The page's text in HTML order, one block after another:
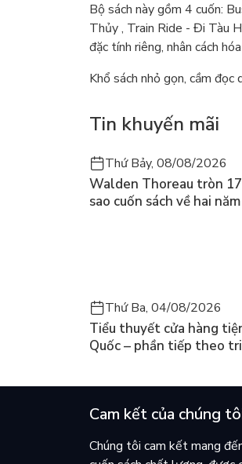
Bộ sách này gồm 4 cuốn:
Thủy , Train Ride - Đi Tàu
đặc tính riêng, nhân cách
Khổ sách nhỏ gọn, cầm đọc
Tin khuyến mãi
Thứ Bảy, 08/08/2026
Walden Thoreau tròn
sao cuốn sách về hai
Thứ Ba, 04/08/2026
Tiểu thuyết cửa hàng
Quốc – phần tiếp theo
Cam kết của chúng
Chúng tôi cam kết mang